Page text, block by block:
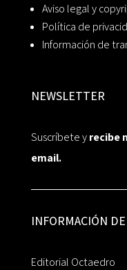
Aviso legal y
Política de
Información de
NEWSLETTER
Suscríbete yrecibe
email.
INFORMACIÓN
Editorial Octaedro